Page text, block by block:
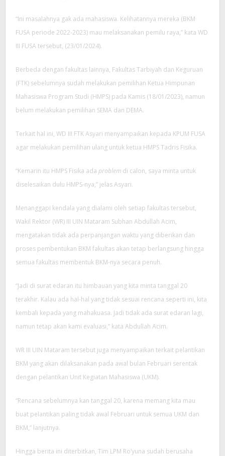
“Ini masalahnya gak ada mahasiswa. Kelihatannya mereka (BKM
FUSA periode 2022-2023) mau melaksanakan pemilu raya,” kata WD
III FUSA tersebut, (23/01/2024).
Berbeda dengan fakultas lainnya, Fakultas Tarbiyah dan Keguruan
(FTK) sebelumnya sudah melakukan pemilihan Ketua Himpunan
Mahasiswa Program Studi (HMPS) pada Kamis (18/01/2023), namun
belum melakukan pemilihan SEMA dan DEMA.
Terkait hal ini, WD III FTK Asyari menyampaikan kepada KPUM FUSA
agar melakukan pemilihan ulang untuk ketua HMPS Tadris Fisika.
“Kemarin itu HMPS Fisika ada problem di calon, saya minta untuk
diselesaikan dulu HMPS-nya,” jelas Asyari.
Menanggapi kendala yang dialami oleh setiap fakultas tersebut,
Wakil Rektor (WR) III UIN Mataram Subhan Abdullah Acim,
mengatakan tidak ada perpanjangan waktu yang diberikan dan
proses pembentukan BKM fakultas akan tetap berlangsung hingga
semua fakultas membentuk BKM-nya secara penuh.
“Jadi di surat edaran itu himbauan yang kita minta tanggal 20
terakhir. Kalau ada hal-hal yang tidak sesuai rencana seperti ini, kita
kembali kepada yang mahakuasa. Jadi tidak ada surat edaran lagi,
namun tetap akan kami evaluasi,” kata Abdullah Acim.
WR III UIN Mataram tersebut juga menyampaikan terkait pelantikan
BKM yang akan dilaksanakan pada awal bulan Februari serentak
dengan pelantikan Unit Kegiatan Mahasiswa (UKM).
“Rencana sebelumnya kan tanggal 20, karena memang kita mau
buat pelantikan paling tidak awal Februari untuk semua UKM dan
BKM,” lanjutnya.
Hingga berita ini diterbitkan, Tim LPM Ro’yuna sudah berusaha